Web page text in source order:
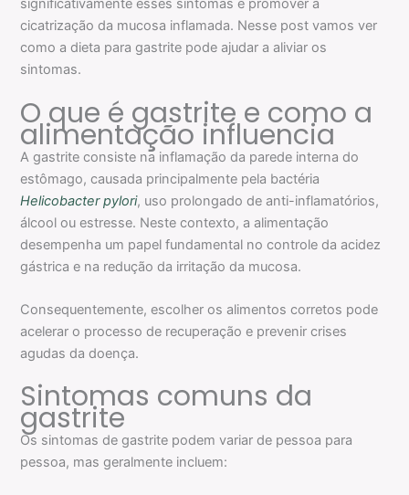
significativamente esses sintomas e promover a
cicatrização da mucosa inflamada. Nesse post vamos ver
como a dieta para gastrite pode ajudar a aliviar os
sintomas.
O que é gastrite e como a
alimentação influencia
A gastrite consiste na inflamação da parede interna do
estômago, causada principalmente pela bactéria
Helicobacter pylori, uso prolongado de anti-inflamatórios,
álcool ou estresse. Neste contexto, a alimentação
desempenha um papel fundamental no controle da acidez
gástrica e na redução da irritação da mucosa.
Consequentemente, escolher os alimentos corretos pode
acelerar o processo de recuperação e prevenir crises
agudas da doença.
Sintomas comuns da
gastrite
Os sintomas de gastrite podem variar de pessoa para
pessoa, mas geralmente incluem: